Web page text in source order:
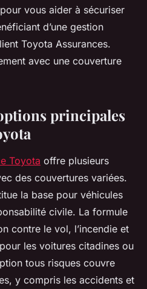
4 min de lecture
vous aider à sécuriser
d’une gestion
Toyota Assurances.
avec une couverture
principales
Toyota offre plusieurs
des couvertures variées.
la base pour véhicules
civile. La formule
contre le vol, l’incendie et
les voitures citadines ou
tous risques couvre
y compris les accidents et